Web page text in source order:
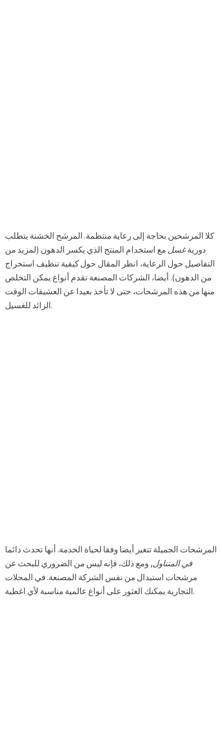
كلا المرشحين بحاجة إلى رعاية منتظمة. المرشح الخشنة يتطلب
دوريةغسل مع استخدام المنتج الذي يكسر الدهون (لمزيد من
التفاصيل حول الرعاية، انظر المقال حول كيفية تنظيف استخراج
من الدهون). أيضا، الشركات المصنعة تقدم أنواع يمكن التخلص
منها من هذه المرشحات، حتى لا تأخذ بعيدا عن العشيقات الوقت
الزائد للغسيل.
المرشحات الجميلة تتغير أيضا وفقا لحياة الخدمة. أنها تحدث دائما
في المتناول, ومع ذلك، فإنه ليس من الضروري للبحث عن
مرشحات استبدال من نفس الشركة المصنعة. في المحلات
التجارية يمكنك العثور على أنواع عالمية مناسبة لأي اغطية.